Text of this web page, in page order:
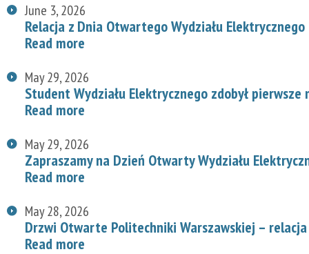
June 3, 2026
Relacja z Dnia Otwartego Wydziału
Read more
May 29, 2026
Student Wydziału Elektrycznego zdobył
Read more
May 29, 2026
Zapraszamy na Dzień Otwarty Wydziału
Read more
May 28, 2026
Drzwi Otwarte Politechniki Warszawskiej – relacja
Read more